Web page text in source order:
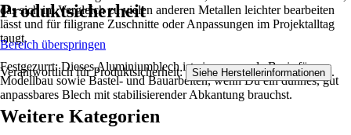
das sich im Vergleich zu vielen anderen Metallen leichter bearbeiten
lässt und für filigrane Zuschnitte oder Anpassungen im Projektalltag
taugt.
Festgezurrt: Dieses Aluminiumblech ist eine passende Basis für
Modellbau sowie Bastel- und Bauarbeiten, wenn Du ein dünnes, gut
anpassbares Blech mit stabilisierender Abkantung brauchst.
Produktsicherheit
Bereich überspringen
Verantwortlich für Produktsicherheit: Siehe Herstellerinformationen .
Weitere Kategorien